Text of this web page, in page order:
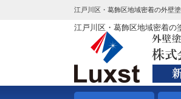
江戸川区・葛飾区地域密着の外壁
江戸川区・葛飾区地域密着の